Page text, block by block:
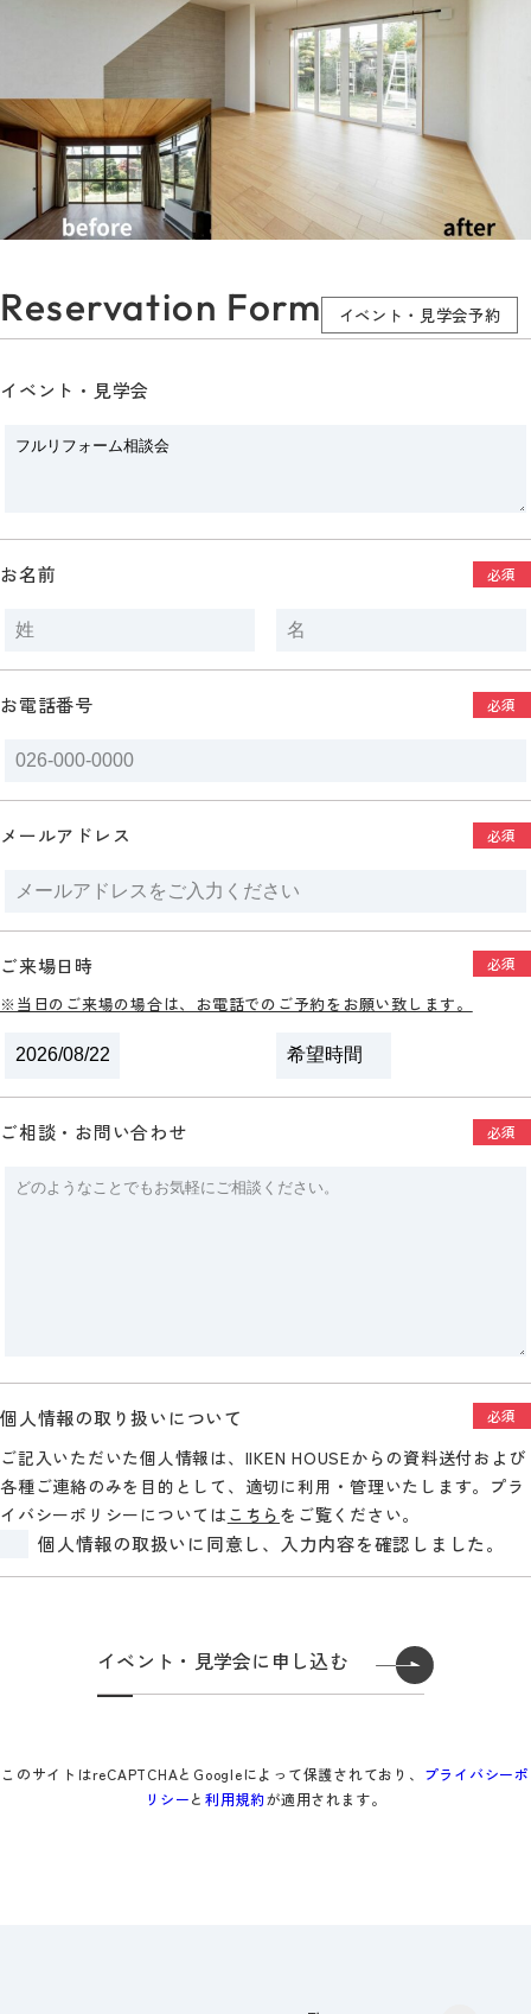
Reservation Form イベント・見学会予約
イベント・見学会
お名前 必須
お電話番号 必須
メールアドレス 必須
ご来場日時 必須
※当日のご来場の場合は、お電話でのご予約をお願い致します。
ご相談・お問い合わせ 必須
個人情報の取り扱いについて 必須
ご記入いただいた個人情報は、IIKEN HOUSEからの資料送付および
各種ご連絡のみを目的として、適切に利用・管理いたします。プラ
イバシーポリシーについては こちら をご覧ください。
個人情報の取扱いに同意し、入力内容を確認しました。
このサイトはreCAPTCHAとGoogleによって保護されており、 プライバシーポ
リシーと 利用規約が適用されます。